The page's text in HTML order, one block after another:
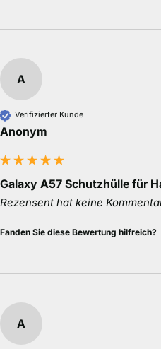
A
Verifizierter Kunde
Anonym
Galaxy A57 Schutzhülle für
Rezensent hat keine
Fanden Sie diese Bewertung hilfreich?
A